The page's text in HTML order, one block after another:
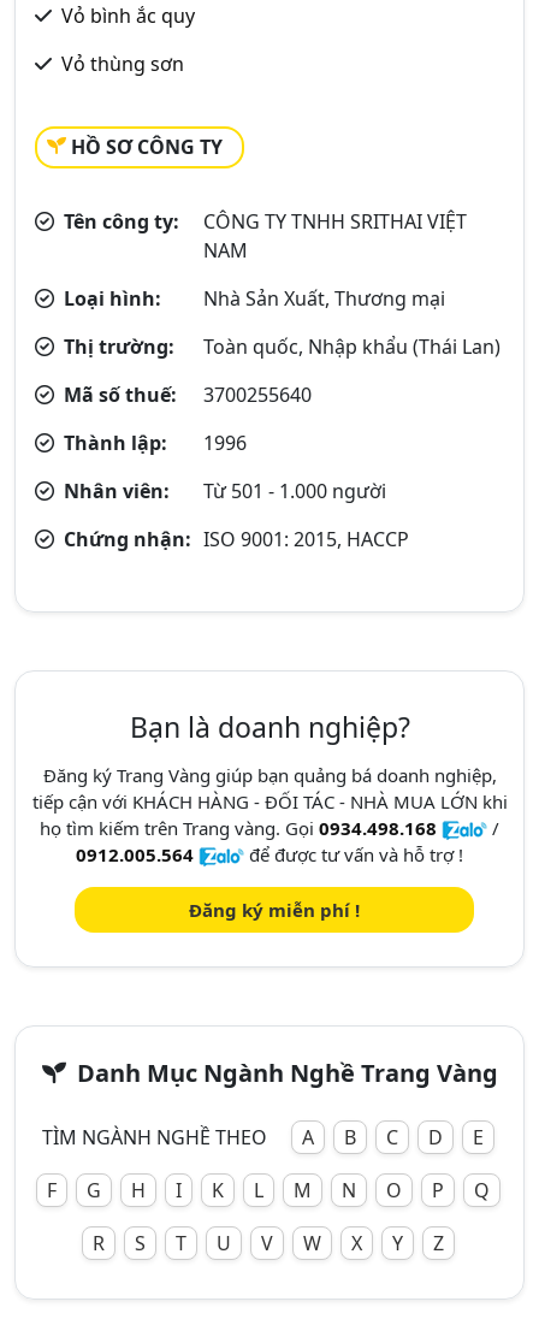
Vỏ bình ắc quy
Vỏ thùng sơn
HỒ SƠ CÔNG TY
Tên công ty:
CÔNG TY TNHH SRITHAI VIỆT
NAM
Loại hình:
Nhà Sản Xuất, Thương mại
Thị trường:
Toàn quốc, Nhập khẩu (Thái Lan)
Mã số thuế:
3700255640
Thành lập:
1996
Nhân viên:
Từ 501 - 1.000 người
Chứng nhận: ISO 9001: 2015, HACCP
Bạn là doanh nghiệp?
Đăng ký Trang Vàng giúp bạn quảng bá doanh nghiệp,
tiếp cận với KHÁCH HÀNG - ĐỐI TÁC - NHÀ MUA LỚN khi
họ tìm kiếm trên Trang vàng. Gọi 0934.498.168
/
0912.005.564
để được tư vấn và hỗ trợ !
Đăng ký miễn phí !
Danh Mục Ngành Nghề Trang Vàng
TÌM NGÀNH NGHỀ THEO A B C D
E
F
G H I K L M N O P
Q
R
S T U V W X Y Z